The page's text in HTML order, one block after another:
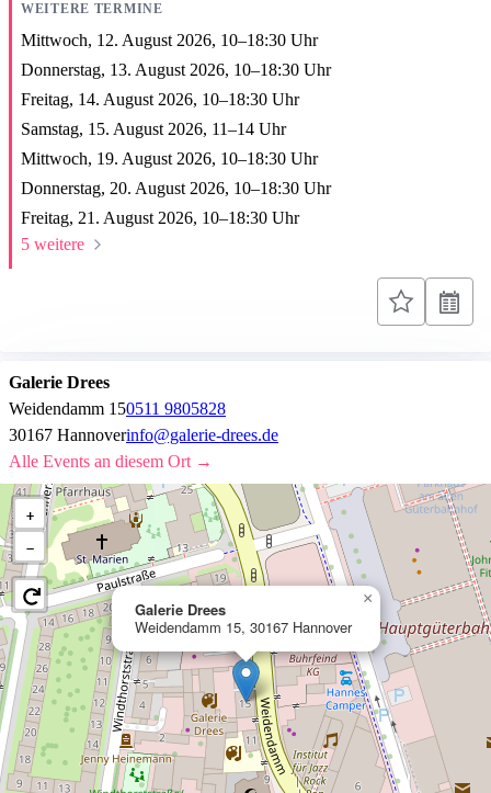
WEITERE TERMINE
Mittwoch, 12. August 2026, 10–18:30 Uhr
Donnerstag, 13. August 2026, 10–18:30 Uhr
Freitag, 14. August 2026, 10–18:30 Uhr
Samstag, 15. August 2026, 11–14 Uhr
Mittwoch, 19. August 2026, 10–18:30 Uhr
Donnerstag, 20. August 2026, 10–18:30 Uhr
Freitag, 21. August 2026, 10–18:30 Uhr
5 weitere
Galerie Drees
Weidendamm 15
30167 Hannover
0511 9805828
info@galerie-drees.de
Alle Events an diesem Ort →
Galerie Drees
Weidendamm 15, 30167 Hannover
×
+
−